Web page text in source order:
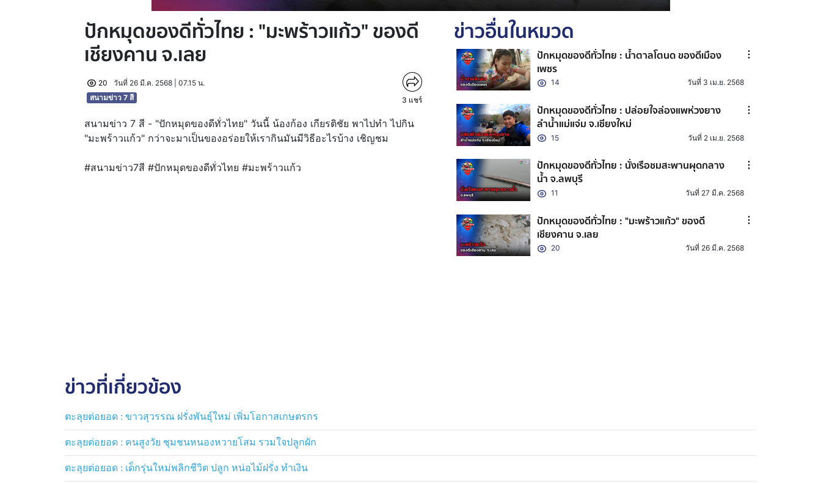
ปักหมุดของดีทั่วไทย : "มะพร้าวแก้ว" ของดี
เชียงคาน จ.เลย
20
วันที่ 26 มี.ค. 2568 | 07.15 น.
สนามข่าว 7 สี
3 แชร์
สนามข่าว 7 สี - "ปักหมุดของดีทั่วไทย" วันนี้ น้องก้อง เกียรติชัย พาไปทำ ไปกิน
"มะพร้าวแก้ว" กว่าจะมาเป็นของอร่อยให้เรากินมันมีวิธีอะไรบ้าง เชิญชม
#สนามข่าว7สี #ปักหมุดของดีทั่วไทย #มะพร้าวแก้ว
ข่าวอื่นในหมวด
ปักหมุดของดีทั่วไทย : น้ำตาลโตนด ของดีเมือง
เพชร
14 วันที่ 3 เม.ย. 2568
ปักหมุดของดีทั่วไทย : ปล่อยใจล่องแพห่วงยาง
ลำน้ำแม่แจ่ม จ.เชียงใหม่
15 วันที่ 2 เม.ย. 2568
ปักหมุดของดีทั่วไทย : นั่งเรือชมสะพานผุดกลาง
น้ำ จ.ลพบุรี
11 วันที่ 27 มี.ค. 2568
ปักหมุดของดีทั่วไทย : "มะพร้าวแก้ว" ของดี
เชียงคาน จ.เลย
20 วันที่ 26 มี.ค. 2568
ข่าวที่เกี่ยวข้อง
ตะลุยต่อยอด : ขาวสุวรรณ ฝรั่งพันธุ์ใหม่ เพิ่มโอกาสเกษตรกร
ตะลุยต่อยอด : คนสูงวัย ชุมชนหนองหวายโสม รวมใจปลูกผัก
ตะลุยต่อยอด : เด็กรุ่นใหม่พลิกชีวิต ปลูก หน่อไม้ฝรั่ง ทำเงิน